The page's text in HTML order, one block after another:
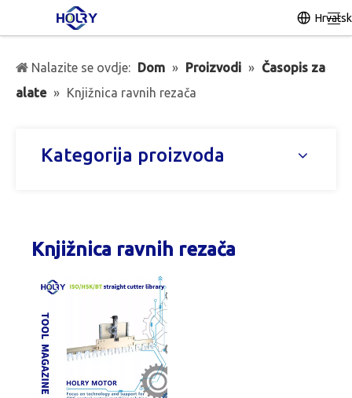
Nalazite se ovdje: Dom » Proizvodi » Časopis za
alate » Knjižnica ravnih rezača
Kategorija proizvoda
Knjižnica ravnih rezača